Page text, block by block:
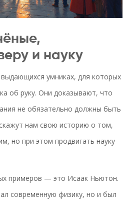
и науку
умниках, для которых
об руку. Они доказывают, что
не обязательно должны быть
нам свою историю о том,
но при этом продвигать науку
примеров — это Исаак Ньютон.
современную физику, но и был